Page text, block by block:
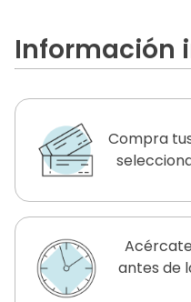
Información
Compra
antes de